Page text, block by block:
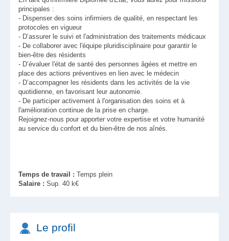
principales :
- Dispenser des soins infirmiers de qualité, en respectant les
protocoles en vigueur
- D’assurer le suivi et l'administration des traitements médicaux
- De collaborer avec l'équipe pluridisciplinaire pour garantir le
bien-être des résidents
- D’évaluer l'état de santé des personnes âgées et mettre en
place des actions préventives en lien avec le médecin
- D’accompagner les résidents dans les activités de la vie
quotidienne, en favorisant leur autonomie.
- De participer activement à l'organisation des soins et à
l'amélioration continue de la prise en charge.
Rejoignez-nous pour apporter votre expertise et votre humanité
au service du confort et du bien-être de nos aînés.
Temps de travail : Temps plein
Salaire : Sup. 40 k€
Le profil